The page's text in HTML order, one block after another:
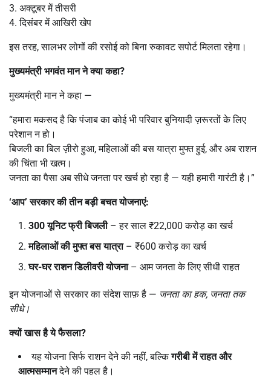
3. अक्टूबर में तीसरी
4. दिसंबर में आखिरी खेप
इस तरह, सालभर लोगों की रसोई को बिना रुकावट सपोर्ट मिलता रहेगा।
मुख्यमंत्री भगवंत मान ने क्या कहा?
मुख्यमंत्री मान ने कहा —
“हमारा मकसद है कि पंजाब का कोई भी परिवार बुनियादी ज़रूरतों के लिए
परेशान न हो।
बिजली का बिल ज़ीरो हुआ, महिलाओं की बस यात्रा मुफ्त हुई, और अब राशन
की चिंता भी खत्म।
जनता का पैसा अब सीधे जनता पर खर्च हो रहा है — यही हमारी गारंटी है।”
‘आप’सरकार की तीन बड़ी बचत योजनाएं:
300यूनिट फ्री बिजली– हर साल ₹22,000 करोड़ का खर्च
महिलाओं की मुफ्त बस यात्रा– ₹600 करोड़ का खर्च
घर-घर राशन डिलीवरी योजना– आम जनता के लिए सीधी राहत
इन योजनाओं से सरकार का संदेश साफ़ है — जनता का हक, जनता तक
सीधे।
क्यों खास है ये फैसला?
यह योजना सिर्फ राशन देने की नहीं, बल्किगरीबी में राहत और
आत्मसम्मानदेने की पहल है।